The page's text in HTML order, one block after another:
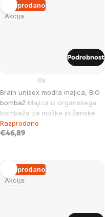
Akcija
Razprodano
Brain unisex modra majica, BIO
bombaž Majica iz organskega
bombaža za moške in ženske
0x
Razprodano
€46,89
Podrobnost
Akcija
Razprodano